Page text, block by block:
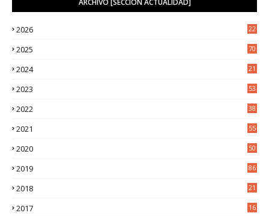
2026
22
2025
70
2024
21
2023
53
2022
38
2021
55
2020
50
2019 86
2018
21
2017
16